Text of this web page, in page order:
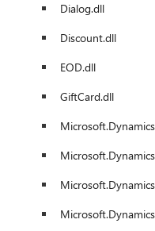
Dialog.dll
Discount.dll
EOD.dll
GiftCard.dll